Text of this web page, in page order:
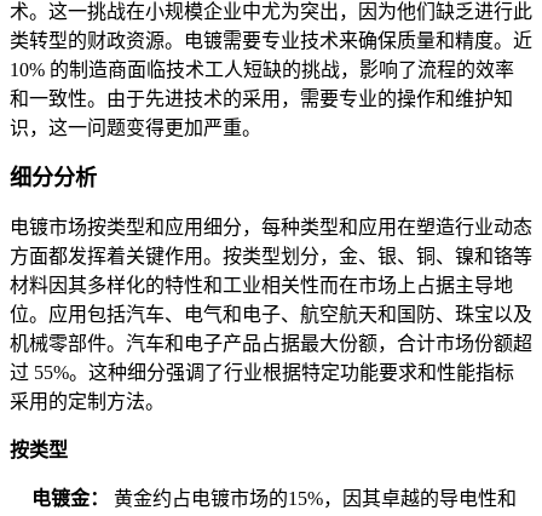
术。这一挑战在小规模企业中尤为突出，因为他们缺乏进行此
类转型的财政资源。电镀需要专业技术来确保质量和精度。近
10% 的制造商面临技术工人短缺的挑战，影响了流程的效率
和一致性。由于先进技术的采用，需要专业的操作和维护知
识，这一问题变得更加严重。
细分分析
电镀市场按类型和应用细分，每种类型和应用在塑造行业动态
方面都发挥着关键作用。按类型划分，金、银、铜、镍和铬等
材料因其多样化的特性和工业相关性而在市场上占据主导地
位。应用包括汽车、电气和电子、航空航天和国防、珠宝以及
机械零部件。汽车和电子产品占据最大份额，合计市场份额超
过 55%。这种细分强调了行业根据特定功能要求和性能指标
采用的定制方法。
按类型
电镀金： 黄金约占电镀市场的15%，因其卓越的导电性和